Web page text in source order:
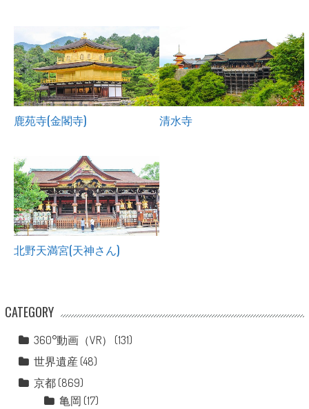
鹿苑寺(金閣寺) 清水寺
北野天満宮(天神さん)
CATEGORY
360°動画（VR）
(131)
世界遺産 (48)
京都(869)
亀岡 (17)